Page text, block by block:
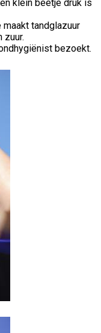
klein beetje druk is
tandglazuur
zuur.
bezoekt.